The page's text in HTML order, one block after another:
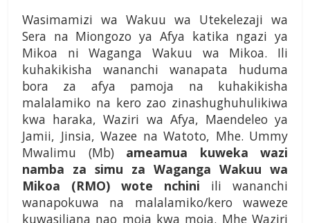
Wasimamizi wa Wakuu wa Utekelezaji wa
Sera na Miongozo ya Afya katika ngazi ya
Mikoa ni Waganga Wakuu wa Mikoa. Ili
kuhakikisha wananchi wanapata huduma
bora za afya pamoja na kuhakikisha
malalamiko na kero zao zinashughuhulikiwa
kwa haraka, Waziri wa Afya, Maendeleo ya
Jamii, Jinsia, Wazee na Watoto, Mhe. Ummy
Mwalimu (Mb) ameamua kuweka wazi
namba za simu za Waganga Wakuu wa
Mikoa (RMO) wote nchini ili wananchi
wanapokuwa na malalamiko/kero waweze
kuwasiliana nao moja kwa moja. Mhe Waziri